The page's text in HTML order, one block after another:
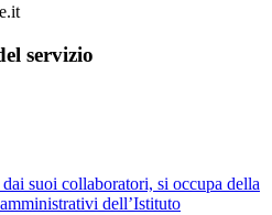
servizio
suoi collaboratori, si occupa della
dell’Istituto